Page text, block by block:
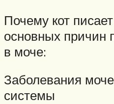
Почему кот
основных причин
в моче:
Заболевания
системы